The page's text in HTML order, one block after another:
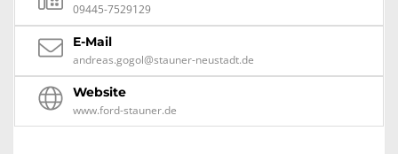
09445-7529129
E-Mail
andreas.gogol@stauner-neustadt.de
Website
www.ford-stauner.de